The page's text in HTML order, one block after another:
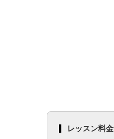
レッスン料金